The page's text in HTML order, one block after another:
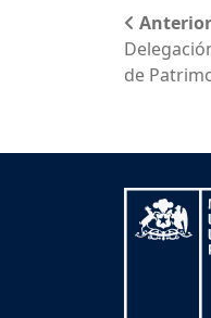
Anterior
de